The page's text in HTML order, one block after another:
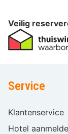
Veilig
Service
Klantenservice
Hotel